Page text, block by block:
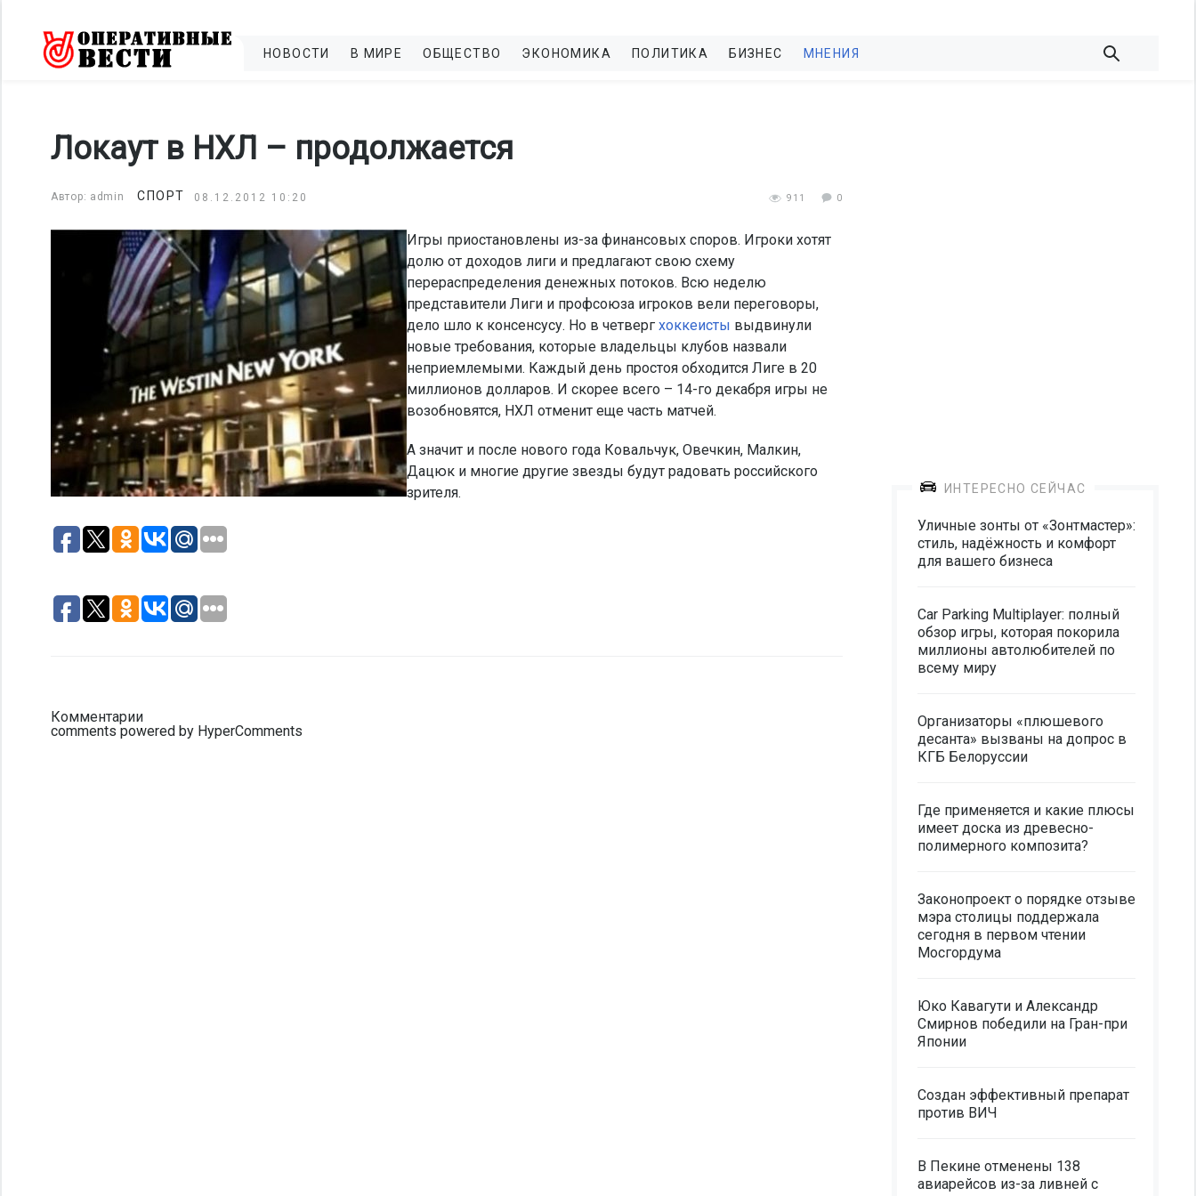
НОВОСТИ В МИРЕ ОБЩЕСТВО ЭКОНОМИКА ПОЛИТИКА БИЗНЕС МНЕНИЯ
Локаут в НХЛ – продолжается
Автор: admin СПОРТ 08.12.2012 10:20 911 0
Игры приостановлены из-за финансовых споров. Игроки хотят
долю от доходов лиги и предлагают свою схему
перераспределения денежных потоков. Всю неделю
представители Лиги и профсоюза игроков вели переговоры,
дело шло к консенсусу. Но в четверг хоккеисты выдвинули
новые требования, которые владельцы клубов назвали
неприемлемыми. Каждый день простоя обходится Лиге в 20
миллионов долларов. И скорее всего – 14-го декабря игры не
возобновятся, НХЛ отменит еще часть матчей.
А значит и после нового года Ковальчук, Овечкин, Малкин,
Дацюк и многие другие звезды будут радовать российского
зрителя.
Комментарии
comments powered by HyperComments
ИНТЕРЕСНО СЕЙЧАС
Уличные зонты от «Зонтмастер»:
стиль, надёжность и комфорт
для вашего бизнеса
Car Parking Multiplayer: полный
обзор игры, которая покорила
миллионы автолюбителей по
всему миру
Организаторы «плюшевого
десанта» вызваны на допрос в
КГБ Белоруссии
Где применяется и какие плюсы
имеет доска из древесно-
полимерного композита?
Законопроект о порядке отзыве
мэра столицы поддержала
сегодня в первом чтении
Мосгордума
Юко Кавагути и Александр
Смирнов победили на Гран-при
Японии
Создан эффективный препарат
против ВИЧ
В Пекине отменены 138
авиарейсов из-за ливней с